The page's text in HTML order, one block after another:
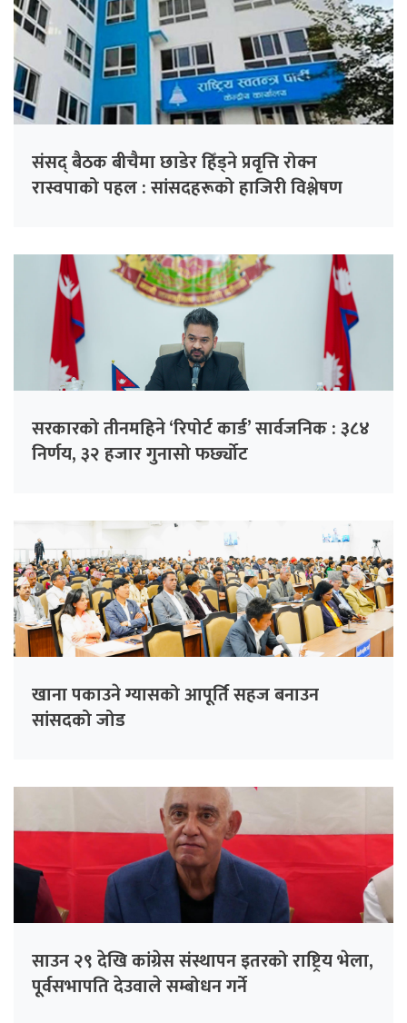
संसद् बैठक बीचैमा छाडेर हिँड्ने प्रवृत्ति रोक्न
रास्वपाको पहल : सांसदहरूको हाजिरी विश्लेषण
सरकारको तीनमहिने ‘रिपोर्ट कार्ड’ सार्वजनिक : ३८४
निर्णय, ३२ हजार गुनासो फर्छ्योट
खाना पकाउने ग्यासको आपूर्ति सहज बनाउन
सांसदको जोड
साउन २९ देखि कांग्रेस संस्थापन इतरको राष्ट्रिय भेला,
पूर्वसभापति देउवाले सम्बोधन गर्ने